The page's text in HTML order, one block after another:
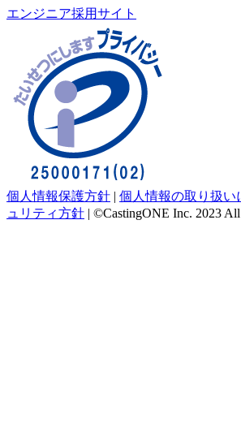
エンジニア採用サイト
個人情報保護方針 | 個人情報の取り扱い
ュリティ方針 | ©CastingONE Inc. 2023 All